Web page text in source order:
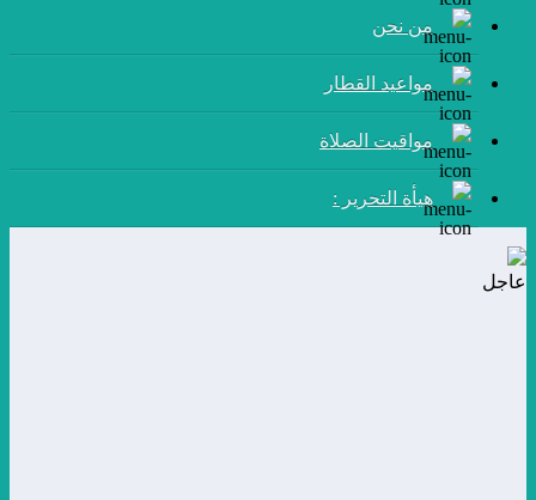
من نحن
مواعيد القطار
مواقيت الصلاة
هيأة التحرير :
عاجل